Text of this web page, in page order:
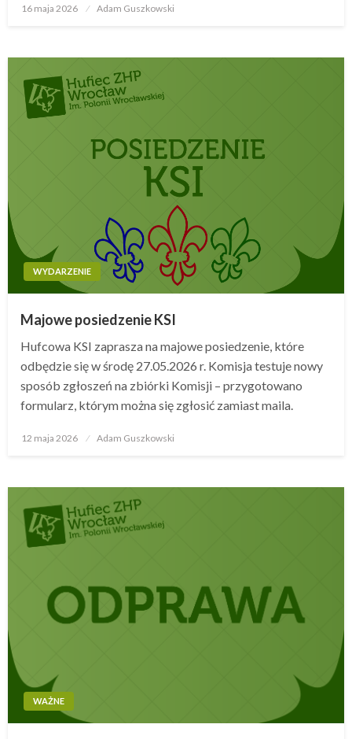
Opublikowane
16 maja 2026 Adam Guszkowski
WYDARZENIE
Majowe posiedzenie KSI
Hufcowa KSI zaprasza na majowe posiedzenie, które
odbędzie się w środę 27.05.2026 r. Komisja testuje nowy
sposób zgłoszeń na zbiórki Komisji – przygotowano
formularz, którym można się zgłosić zamiast maila.
Opublikowane
12 maja 2026 Adam Guszkowski
WAŻNE